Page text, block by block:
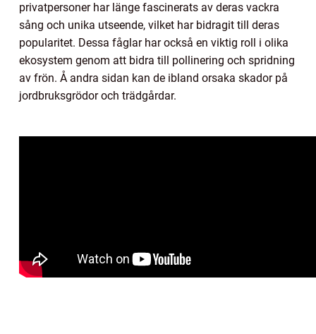
privatpersoner har länge fascinerats av deras vackra
sång och unika utseende, vilket har bidragit till deras
popularitet. Dessa fåglar har också en viktig roll i olika
ekosystem genom att bidra till pollinering och spridning
av frön. Å andra sidan kan de ibland orsaka skador på
jordbruksgrödor och trädgårdar.